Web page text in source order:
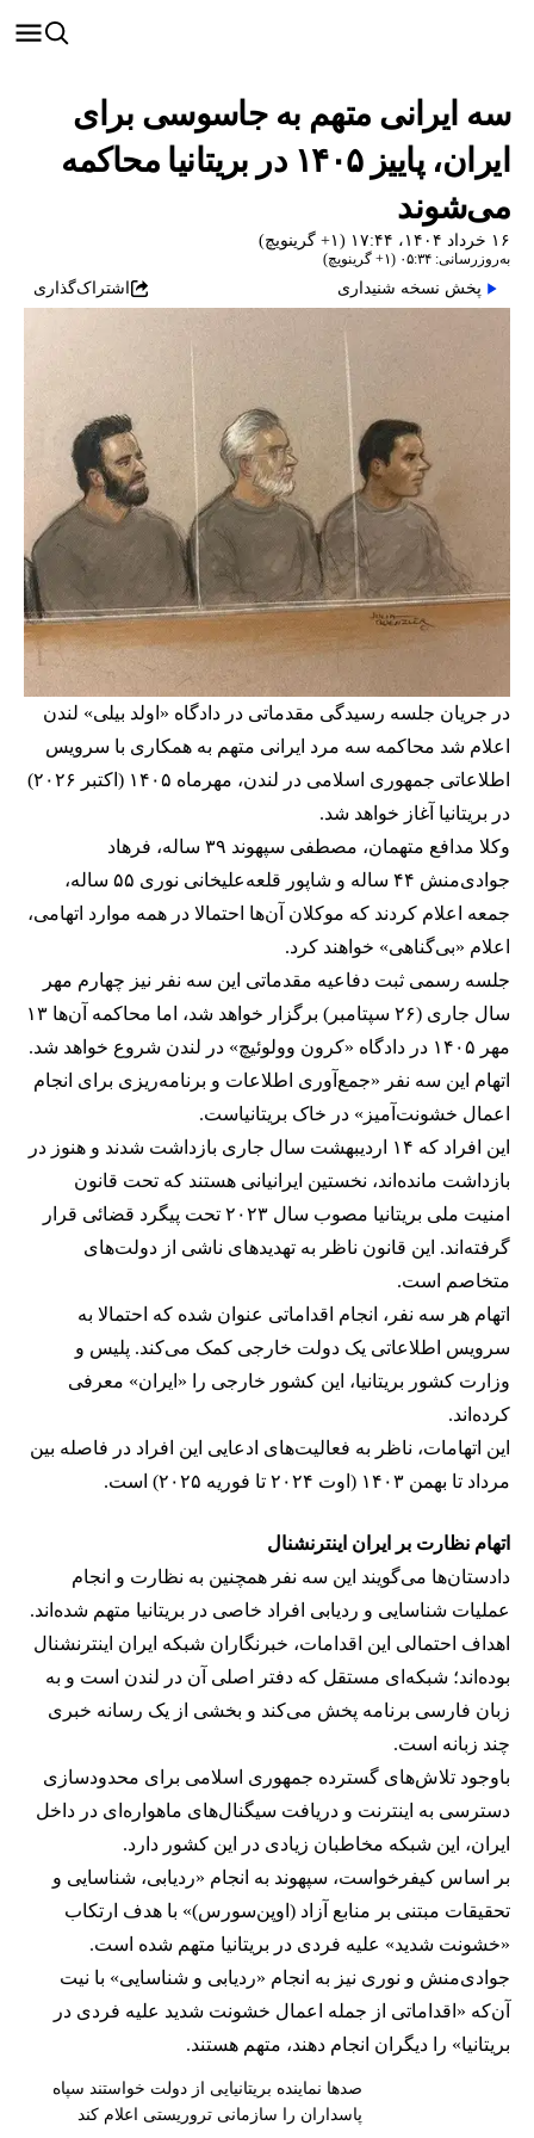
سه ایرانی متهم به جاسوسی برای
ایران، پاییز ۱۴۰۵ در بریتانیا محاکمه
می‌شوند
۱۶ خرداد ۱۴۰۴، ۱۷:۴۴ (‎+۱ گرینویچ)
به‌روزرسانی: ۰۵:۳۴ (‎+۱ گرینویچ)
پخش نسخه شنیداری اشتراک‌گذاری
در جریان جلسه رسیدگی مقدماتی در دادگاه «اولد بیلی» لندن
اعلام شد محاکمه سه مرد ایرانی متهم به همکاری با سرویس‌
اطلاعاتی جمهوری اسلامی در لندن، مهرماه ۱۴۰۵ (اکتبر ۲۰۲۶)
در بریتانیا آغاز خواهد شد.
وکلا مدافع متهمان، مصطفی سپهوند ۳۹ ساله، فرهاد
جوادی‌منش ۴۴ ساله و شاپور قلعه‌علیخانی نوری ۵۵ ساله،
جمعه اعلام کردند که موکلان آن‌ها احتمالا در همه موارد اتهامی،
اعلام «بی‌گناهی» خواهند کرد.
جلسه رسمی ثبت دفاعیه مقدماتی این سه نفر نیز چهارم مهر
سال جاری (۲۶ سپتامبر) برگزار خواهد شد، اما محاکمه آن‌ها ۱۳
مهر ۱۴۰۵ در دادگاه «کرون وولوئیچ» در لندن شروع خواهد شد.
اتهام این سه نفر «جمع‌آوری اطلاعات و برنامه‌ریزی برای انجام
اعمال خشونت‌آمیز» در خاک بریتانیاست.
این افراد که ۱۴ اردیبهشت سال جاری بازداشت شدند و هنوز در
بازداشت مانده‌اند، نخستین ایرانیانی هستند که تحت قانون
امنیت ملی بریتانیا مصوب سال ۲۰۲۳ تحت پیگرد قضائی قرار
گرفته‌اند. این قانون ناظر به تهدیدهای ناشی از دولت‌های
متخاصم است.
اتهام هر سه نفر، انجام اقداماتی عنوان شده که احتمالا به
سرویس اطلاعاتی یک دولت خارجی کمک می‌کند. پلیس و
وزارت کشور بریتانیا، این کشور خارجی را «ایران» معرفی
کرده‌اند.
این اتهامات، ناظر به فعالیت‌های ادعایی این افراد در فاصله بین
مرداد تا بهمن ۱۴۰۳ (اوت ۲۰۲۴ تا فوریه ۲۰۲۵) است.
اتهام نظارت بر ایران اینترنشنال
دادستان‌ها می‌گویند این سه نفر همچنین به نظارت و انجام
عملیات شناسایی و ردیابی افراد خاصی در بریتانیا متهم شده‌اند.
اهداف احتمالی این اقدامات، خبرنگاران شبکه ایران اینترنشنال
بوده‌اند؛ شبکه‌ای مستقل که دفتر اصلی آن در لندن است و به
زبان فارسی برنامه پخش می‌کند و بخشی از یک رسانه خبری
چند زبانه است.
باوجود تلاش‌های گسترده جمهوری اسلامی برای محدودسازی
دسترسی به اینترنت و دریافت سیگنال‌های ماهواره‌ای در داخل
ایران، این شبکه مخاطبان زیادی در این کشور دارد.
بر اساس کیفرخواست، سپهوند به انجام «ردیابی، شناسایی و
تحقیقات مبتنی بر منابع آزاد (اوپن‌سورس)» با هدف ارتکاب
«خشونت شدید» علیه فردی در بریتانیا متهم شده است.
جوادی‌منش و نوری نیز به انجام «ردیابی و شناسایی» با نیت
آن‌که «اقداماتی از جمله اعمال خشونت شدید علیه فردی در
بریتانیا» را دیگران انجام دهند، متهم هستند.
صدها نماینده بریتانیایی از دولت خواستند سپاه
پاسداران را سازمانی تروریستی اعلام کند